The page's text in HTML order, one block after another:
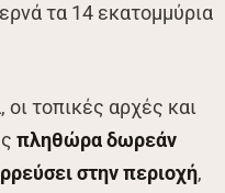
τα 14 εκατομμύρια
τοπικές αρχές και
πληθώρα δωρεάν
στην περιοχή,